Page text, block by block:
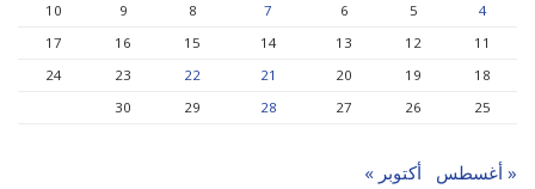
4
5
6
7
8
9
10
11
12
13
14
15
16
17
18
19
20
21
22
23
24
25
26
27
28
29
30
« أغسطس أكتوبر »